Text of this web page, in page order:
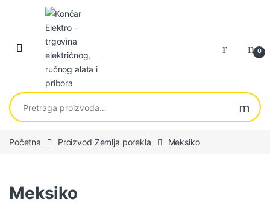
Skip to navigation
Skip to content
0
Pretraga za:
Početna Proizvod Zemlja porekla Meksiko
Meksiko